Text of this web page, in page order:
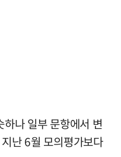
나 일부 문항에서 변
난 6월 모의평가보다